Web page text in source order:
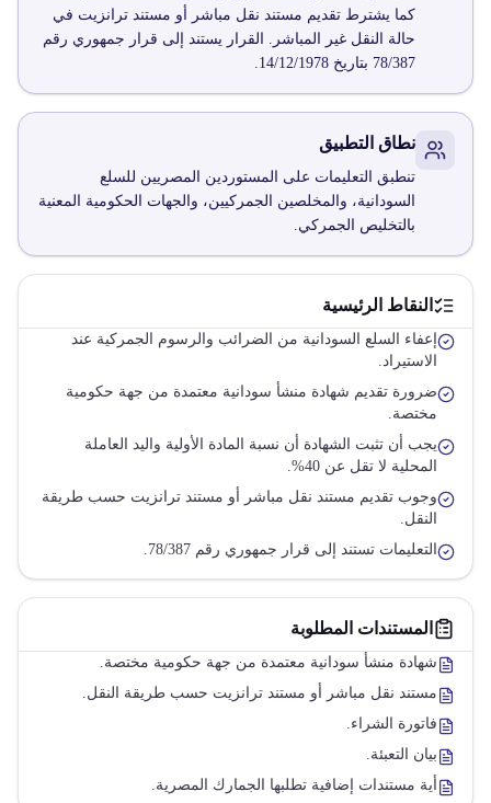
كما يشترط تقديم مستند نقل مباشر أو مستند ترانزيت في
حالة النقل غير المباشر. القرار يستند إلى قرار جمهوري رقم
78/387 بتاريخ 14/12/1978.
نطاق التطبيق
تنطبق التعليمات على المستوردين المصريين للسلع
السودانية، والمخلصين الجمركيين، والجهات الحكومية المعنية
بالتخليص الجمركي.
النقاط الرئيسية
إعفاء السلع السودانية من الضرائب والرسوم الجمركية عند
الاستيراد.
ضرورة تقديم شهادة منشأ سودانية معتمدة من جهة حكومية
مختصة.
يجب أن تثبت الشهادة أن نسبة المادة الأولية واليد العاملة
المحلية لا تقل عن 40%.
وجوب تقديم مستند نقل مباشر أو مستند ترانزيت حسب طريقة
النقل.
التعليمات تستند إلى قرار جمهوري رقم 78/387.
المستندات المطلوبة
شهادة منشأ سودانية معتمدة من جهة حكومية مختصة.
مستند نقل مباشر أو مستند ترانزيت حسب طريقة النقل.
فاتورة الشراء.
بيان التعبئة.
أية مستندات إضافية تطلبها الجمارك المصرية.